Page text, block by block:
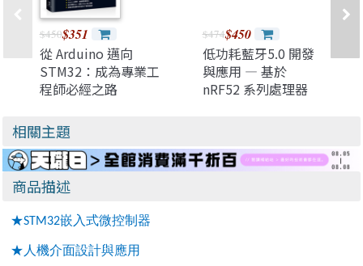
$450$351
從 Arduino 邁向
STM32：成為專業工
程師必經之路
$474$450
低功耗藍牙5.0 開發
與應用 — 基於
nRF52 系列處理器
相關主題
商品描述
★STM32嵌入式微控制器
★人機介面設計與應用